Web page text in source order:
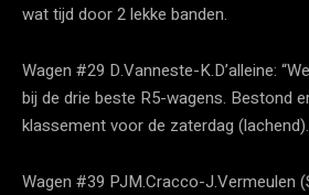
wat tijd door 2 lekke banden.
Wagen #29 D.Vanneste-K.D’alleine:
bij de drie beste R5-wagens. Bestond
klassement voor de zaterdag
Wagen #39 PJM.Cracco-J.Vermeulen